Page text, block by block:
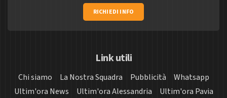
RICHIEDI INFO
Link utili
Chi siamo La Nostra Squadra Pubblicità
Whatsapp
Ultim'ora News
Ultim'ora Alessandria
Ultim'ora Pavia